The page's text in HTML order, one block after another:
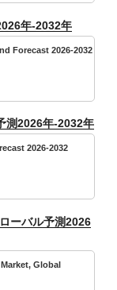
年-2032年
Forecast 2026-2032
測2026年-2032年
2026-2032
ーバル予測2026
Global